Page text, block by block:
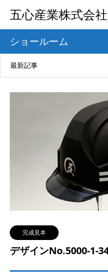
五心産業株式会社
ショールーム
最新記事
完成見本
デザインNo.5000-1-